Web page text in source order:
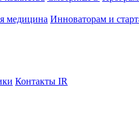
медицина Инноваторам и
Контакты IR